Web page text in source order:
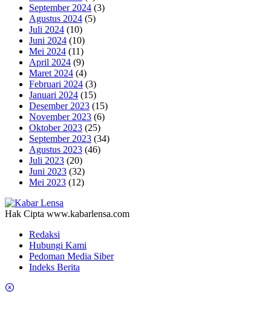
September 2024 (3)
Agustus 2024 (5)
Juli 2024 (10)
Juni 2024 (10)
Mei 2024 (11)
April 2024 (9)
Maret 2024 (4)
Februari 2024 (3)
Januari 2024 (15)
Desember 2023 (15)
November 2023 (6)
Oktober 2023 (25)
September 2023 (34)
Agustus 2023 (46)
Juli 2023 (20)
Juni 2023 (32)
Mei 2023 (12)
Hak Cipta www.kabarlensa.com
Redaksi
Hubungi Kami
Pedoman Media Siber
Indeks Berita